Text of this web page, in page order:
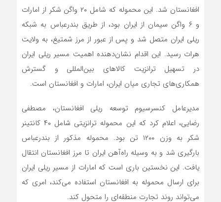
افغانستان شد. این محموله که شامل ۲۰ واگن شکر از امارات
و ۶ واگن سیمان از ایران بود، از طریق بندرعباس به شبکه
ریلی ایران متصل شد و پس از عبور از مرز شمتیغ، به ولایت
هرات رسید. این اقدام نشان‌دهنده اهمیت مسیر ریلی ایران
در تسهیل ترانزیت کالاهای بین‌المللی و گسترش
همکاری‌های تجاری میان ایران، امارات و افغانستان است.
مدیرعامل کنسرسیوم توسعه ریلی افغانستان، مصطفی
رضایی، اعلام کرد که این محموله ترانزیتی شامل ۴۰ کانتینر
شکر به وزن ۱۲۰۰ تن بود. محموله مذکور از بندرعباس
بارگیری شد و به وسیله راه‌آهن ایران تا مرز افغانستان انتقال
یافت. این نخستین باری است که امارات از مسیر ریلی ایران
برای ارسال محموله به افغانستان استفاده می‌کند، امری که
می‌تواند روند تجارت منطقه‌ای را متحول کند.